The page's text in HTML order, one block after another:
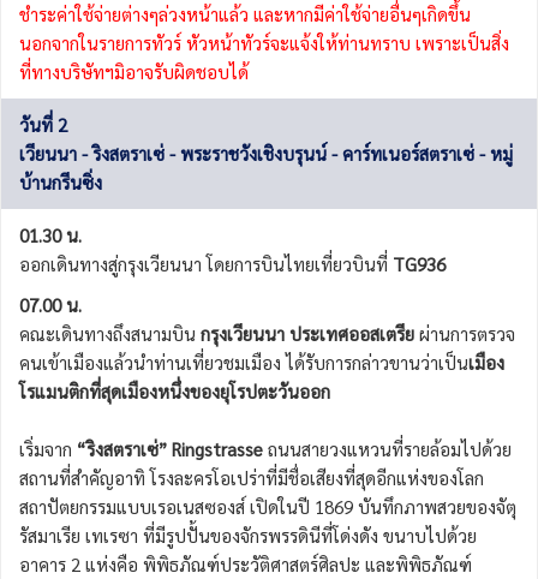
ชำระค่าใช้จ่ายต่างๆล่วงหน้าแล้ว และหากมีค่าใช้จ่ายอื่นๆเกิดขึ้น
นอกจากในรายการทัวร์ หัวหน้าทัวร์จะแจ้งให้ท่านทราบ เพราะเป็นสิ่ง
ที่ทางบริษัทฯมิอาจรับผิดชอบได้
วันที่ 2
เวียนนา - ริงสตราเซ่ - พระราชวังเชิงบรุนน์ - คาร์ทเนอร์สตราเซ่ - หมู่
บ้านกรีนซิ่ง
01.30 น.
ออกเดินทางสู่กรุงเวียนนา โดยการบินไทยเที่ยวบินที่ TG936
07.00 น.
คณะเดินทางถึงสนามบิน กรุงเวียนนา ประเทศออสเตรีย ผ่านการตรวจ
คนเข้าเมืองแล้วนำท่านเที่ยวชมเมือง ได้รับการกล่าวขานว่าเป็นเมือง
โรแมนติกที่สุดเมืองหนึ่งของยุโรปตะวันออก
เริ่มจาก “ริงสตราเซ่” Ringstrasse ถนนสายวงแหวนที่รายล้อมไปด้วย
สถานที่สำคัญอาทิ โรงละครโอเปร่าที่มีชื่อเสียงที่สุดอีกแห่งของโลก
สถาปัตยกรรมแบบเรอเนสซองส์ เปิดในปี 1869 บันทึกภาพสวยของจัตุ
รัสมาเรีย เทเรซา ที่มีรูปปั้นของจักรพรรดินีที่โด่งดัง ขนาบไปด้วย
อาคาร 2 แห่งคือ พิพิธภัณฑ์ประวัติศาสตร์ศิลปะ และพิพิธภัณฑ์